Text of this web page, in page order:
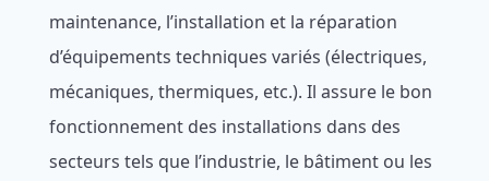
maintenance, l’installation et la réparation
d’équipements techniques variés (électriques,
mécaniques, thermiques, etc.). Il assure le bon
fonctionnement des installations dans des
secteurs tels que l’industrie, le bâtiment ou les